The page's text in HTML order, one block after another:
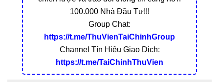
100.000 Nhà Đầu Tư!!!
Group Chat:
https://t.me/ThuVienTaiChinhGroup
Channel Tín Hiệu Giao Dịch:
https://t.me/TaiChinhThuVien